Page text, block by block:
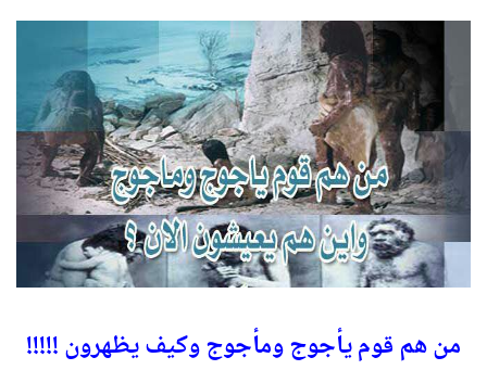
من هم قوم يأجوج ومأجوج وكيف يظهرون !!!!!